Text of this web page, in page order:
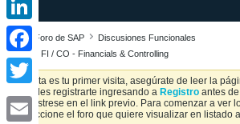
Foro de SAP
Discusiones Funcionales
SAP FI / CO - Financials & Controlling
Si esta es tu primer visita, asegúrate de leer la
Puedes registrarte ingresando a Registro antes
Regístrese en el link previo. Para comenzar a ver
seleccione el foro que quiere visualizar en listado
LinkedIn
Facebook
Twitter